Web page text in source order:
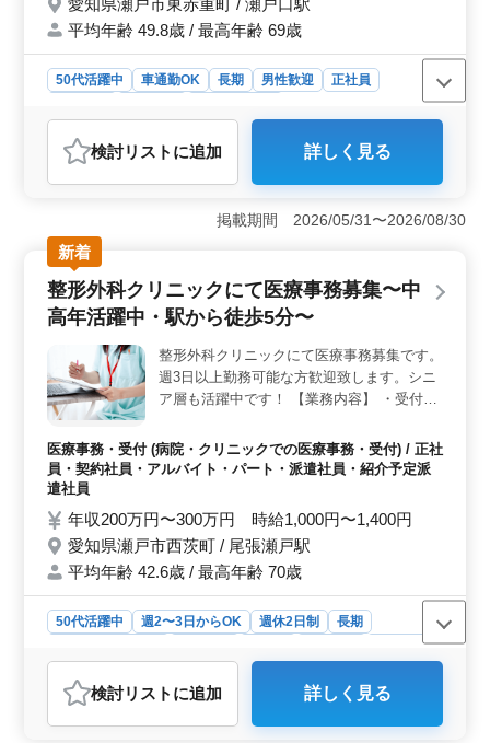
平均年齢 49.8歳 / 最高年齢 69歳
50代活躍中 車通勤OK 長期 男性歓迎
正社員
おすすめポイント
＜経験活用＞ 自動車整備経験10年以上の方には最適の
求人です。これまでのスキルを活かして即戦力として活
フト制を採用しており、有給休暇も取得しやすい体制で
す。無料駐車場が完備されていて、車通勤も可能で
す。 ＜やりがい＞ 自動車の点検や整備、修理を通
じて、安全で快適なカーライフをサポートする仕事で
す。培ってきた技術を活かし顧客の信頼を得られる、や
りがいあるお仕事です。
検討リスト に追加 詳しく見る
掲載期間 2026/05/31〜2026/08/30
新着
整形外科クリニックにて医療事務募集〜中
高年活躍中・駅から徒歩5分〜
整形外科クリニックにて医療事務募集です。
週3日以上勤務可能な方歓迎致します。シニ
ア層も活躍中です！ 【業務内容】 ・受付、
プト作成 ・診療補助 正社員及びアルバイ
ト・パートの募集です、現在50代の方も活
までの経験を活かして働ける方を募集！ 皆
様のご応募お待ちしております。
医療事務・受付 (病院・クリニックでの医療事務・受付) / 正社
員・契約社員・アルバイト・パート・派遣社員・紹介予定派
遣社員
年収200万円〜300万円 時給1,000円〜1,400円
愛知県瀬戸市西茨町 / 尾張瀬戸駅
平均年齢 42.6歳 / 最高年齢 70歳
50代活躍中 週2〜3日からOK 週休2日制
長期
派遣社員
アルバイト・パート
おすすめポイント
＜働きやすい環境＞ 整形外科クリニックでの医療事務
検討リスト に追加 詳しく見る